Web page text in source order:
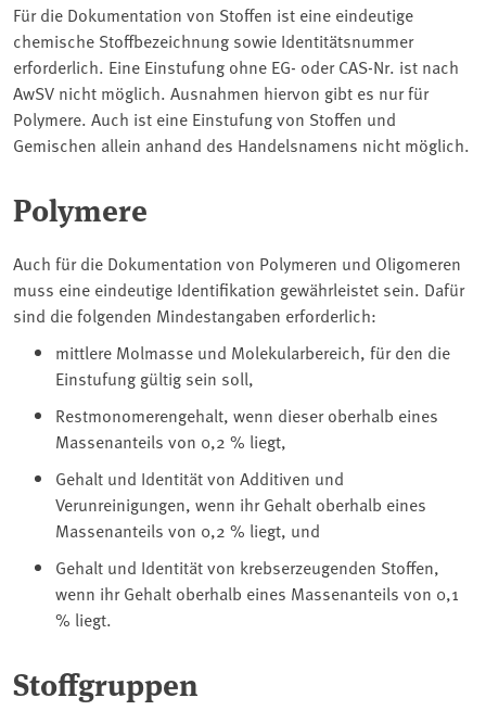
Für die Dokumentation von Stoffen ist eine eindeutige
chemische Stoffbezeichnung sowie Identitätsnummer
erforderlich. Eine Einstufung ohne EG- oder CAS-Nr. ist nach
AwSV nicht möglich. Ausnahmen hiervon gibt es nur für
Polymere. Auch ist eine Einstufung von Stoffen und
Gemischen allein anhand des Handelsnamens nicht möglich.
Polymere
Auch für die Dokumentation von Polymeren und Oligomeren
muss eine eindeutige Identifikation gewährleistet sein. Dafür
sind die folgenden Mindestangaben erforderlich:
mittlere Molmasse und Molekularbereich, für den die
Einstufung gültig sein soll,
Restmonomerengehalt, wenn dieser oberhalb eines
Massenanteils von 0,2 % liegt,
Gehalt und Identität von Additiven und
Verunreinigungen, wenn ihr Gehalt oberhalb eines
Massenanteils von 0,2 % liegt, und
Gehalt und Identität von krebserzeugenden Stoffen,
wenn ihr Gehalt oberhalb eines Massenanteils von 0,1
% liegt.
Stoffgruppen